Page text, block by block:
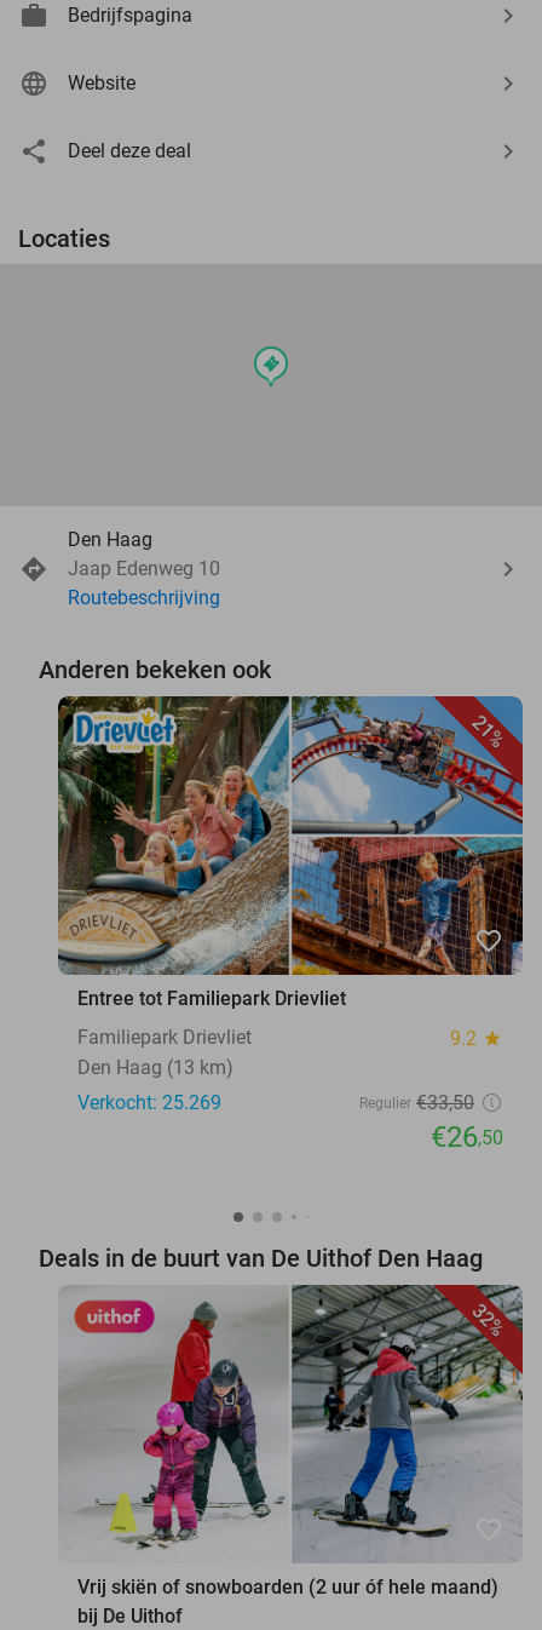
Bedrijfspagina
Website
Deel deze deal
Locaties
events
Den Haag
Jaap Edenweg 10
Routebeschrijving
Anderen bekeken ook
21%
favorite_border
Entree tot Familiepark Drievliet
Familiepark Drievliet
9.2 star
Den Haag (13 km)
Verkocht: 25.269
Regulier €33,50
€26,50
Deals in de buurt van De Uithof Den Haag
32%
favorite_border
Vrij skiën of snowboarden (2 uur óf hele maand)
bij De Uithof